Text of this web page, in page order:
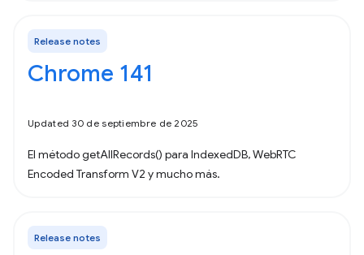
Release notes
Chrome 141
Updated 30 de septiembre de 2025
El método getAllRecords() para IndexedDB, WebRTC
Encoded Transform V2 y mucho más.
Release notes